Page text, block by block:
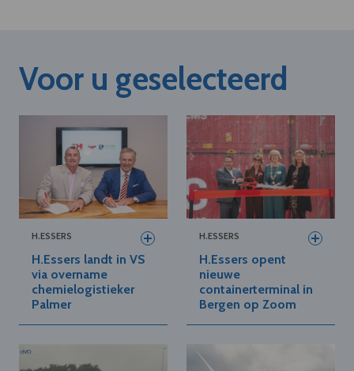
Voor u geselecteerd
H.ESSERS
H.Essers landt in VS
via overname
chemielogistieker
Palmer
H.ESSERS
H.Essers opent
nieuwe
containerterminal in
Bergen op Zoom